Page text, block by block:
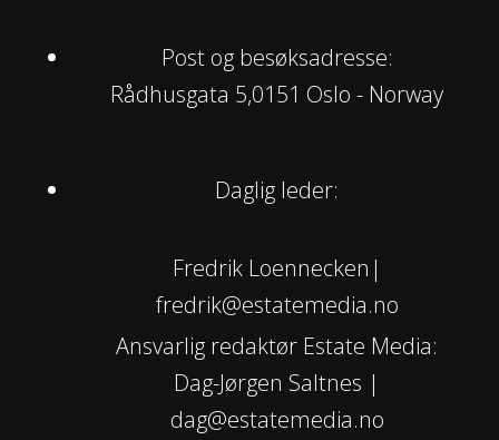
Post og besøksadresse:
Rådhusgata 5,0151 Oslo - Norway
Daglig leder:
Fredrik Loennecken|
fredrik@estatemedia.no
Ansvarlig redaktør Estate Media:
Dag-Jørgen Saltnes |
dag@estatemedia.no